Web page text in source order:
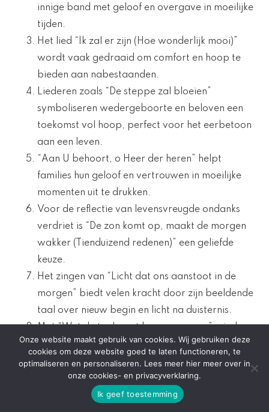
innige band met geloof en overgave in moeilijke
tijden.
Het lied “Ik zal er zijn (Hoe wonderlijk mooi)”
wordt vaak gedraaid om comfort en hoop te
bieden aan nabestaanden.
Liederen zoals “De steppe zal bloeien”
symboliseren wedergeboorte en beloven een
toekomst vol hoop, perfect voor het eerbetoon
aan een leven.
“Aan U behoort, o Heer der heren” helpt
families hun geloof en vertrouwen in moeilijke
momenten uit te drukken.
Voor de reflectie van levensvreugde ondanks
verdriet is “De zon komt op, maakt de morgen
wakker (Tienduizend redenen)” een geliefde
keuze.
Het zingen van “Licht dat ons aanstoot in de
morgen” biedt velen kracht door zijn beeldende
taal over nieuw begin en licht na duisternis.
Met “Wat de toekomst brengen moge”, vinden
families woorden om hoop op een weerzien na
dit leven uit te spreken
Elk van deze liederen speelt een cruciale rol tijdens
Onze website maakt gebruik van cookies. Wij gebruiken deze
cookies om deze website goed te laten functioneren, te
optimaliseren en personaliseren. Lees meer hier meer over in
onze cookies- en privacyverklaring.
Ik geef toestemming